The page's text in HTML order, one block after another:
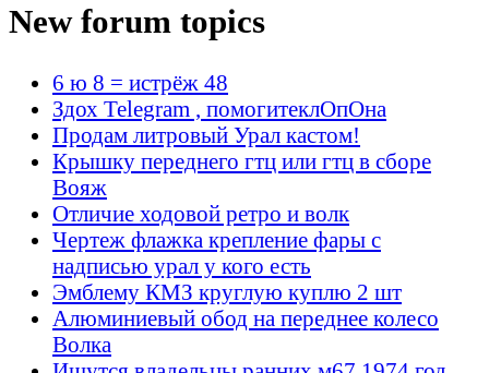
New forum topics
6 ю 8 = истрёж 48
Здох Telegram , помогитеклОпОна
Продам литровый Урал кастом!
Крышку переднего гтц или гтц в сборе
Вояж
Отличие ходовой ретро и волк
Чертеж флажка крепление фары с
надписью урал у кого есть
Эмблему КМЗ круглую куплю 2 шт
Алюминиевый обод на переднее колесо
Волка